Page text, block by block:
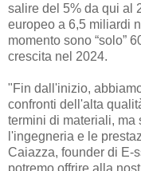
salire del 5% da qui al
europeo a 6,5 miliardi
momento sono “solo”
crescita nel 2024.
"Fin dall'inizio,
confronti dell'alta
termini di materiali, ma
l'ingegneria e le
Caiazza, founder di E-
potremo offrire alla